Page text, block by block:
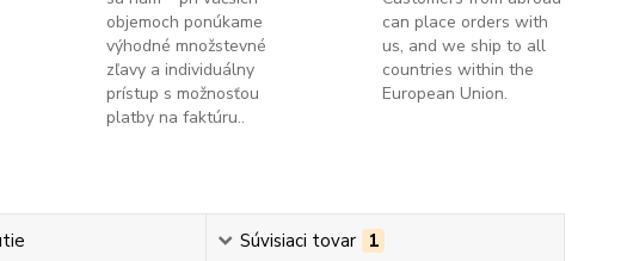
objemoch ponúkame
výhodné množstevné
zľavy a individuálny
prístup s možnosťou
platby na faktúru..
can place orders with
us, and we ship to all
countries within the
European Union.
Súvisiaci tovar 1